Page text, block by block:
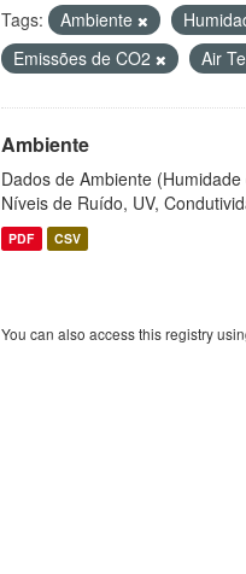
Tags: Ambiente
Emissões de CO2
Air
Ambiente
Dados de Ambiente
Níveis de Ruído, UV,
PDF CSV
You can also access this registry